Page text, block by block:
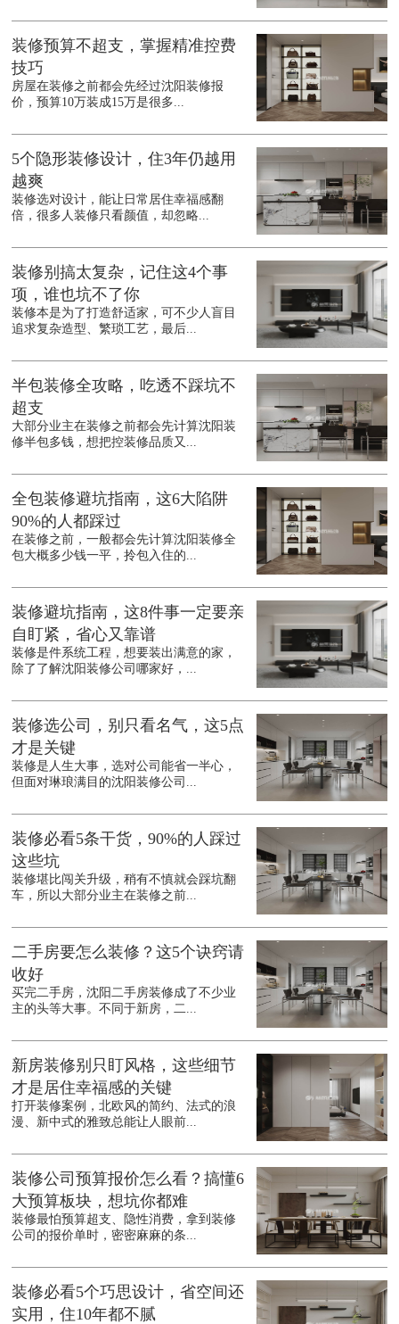
装修预算不超支，掌握精准控费
技巧
房屋在装修之前都会先经过沈阳装修报
价，预算10万装成15万是很多...
5个隐形装修设计，住3年仍越用
越爽
装修选对设计，能让日常居住幸福感翻
倍，很多人装修只看颜值，却忽略...
装修别搞太复杂，记住这4个事
项，谁也坑不了你
装修本是为了打造舒适家，可不少人盲目
追求复杂造型、繁琐工艺，最后...
半包装修全攻略，吃透不踩坑不
超支
大部分业主在装修之前都会先计算沈阳装
修半包多钱，想把控装修品质又...
全包装修避坑指南，这6大陷阱
90%的人都踩过
在装修之前，一般都会先计算沈阳装修全
包大概多少钱一平，拎包入住的...
装修避坑指南，这8件事一定要亲
自盯紧，省心又靠谱
装修是件系统工程，想要装出满意的家，
除了了解沈阳装修公司哪家好，...
装修选公司，别只看名气，这5点
才是关键
装修是人生大事，选对公司能省一半心，
但面对琳琅满目的沈阳装修公司...
装修必看5条干货，90%的人踩过
这些坑
装修堪比闯关升级，稍有不慎就会踩坑翻
车，所以大部分业主在装修之前...
二手房要怎么装修？这5个诀窍请
收好
买完二手房，沈阳二手房装修成了不少业
主的头等大事。不同于新房，二...
新房装修别只盯风格，这些细节
才是居住幸福感的关键
打开装修案例，北欧风的简约、法式的浪
漫、新中式的雅致总能让人眼前...
装修公司预算报价怎么看？搞懂6
大预算板块，想坑你都难
装修最怕预算超支、隐性消费，拿到装修
公司的报价单时，密密麻麻的条...
装修必看5个巧思设计，省空间还
实用，住10年都不腻